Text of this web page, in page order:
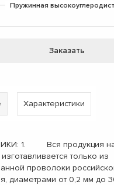
Пружинная
Заказать
Характеристики
1. Вся продукция
только из
проволоки
диаметрами от 0,2 мм